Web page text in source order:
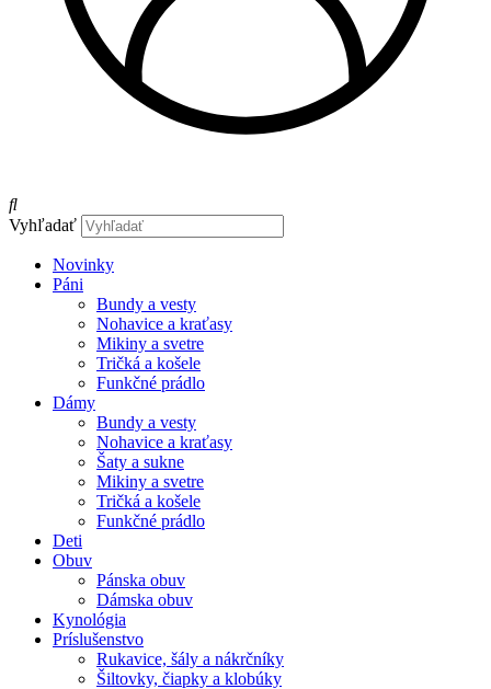
Vyhľadať
Novinky
Páni
Bundy a vesty
Nohavice a kraťasy
Mikiny a svetre
Tričká a košele
Funkčné prádlo
Dámy
Bundy a vesty
Nohavice a kraťasy
Šaty a sukne
Mikiny a svetre
Tričká a košele
Funkčné prádlo
Deti
Obuv
Pánska obuv
Dámska obuv
Kynológia
Príslušenstvo
Rukavice, šály a nákrčníky
Šiltovky, čiapky a klobúky